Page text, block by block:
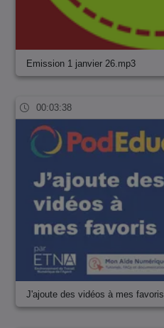
Emission 1 janvier 26.mp3
00:03:38
J'ajoute des vidéos à mes favoris